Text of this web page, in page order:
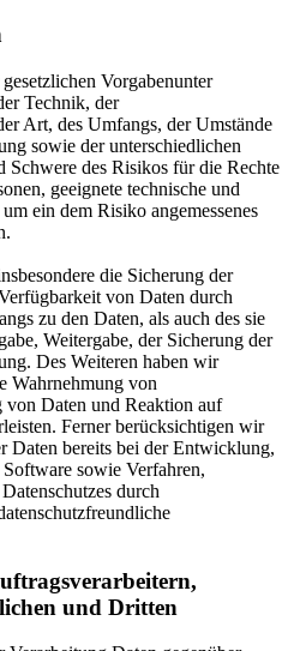
Vorgabenunter
Technik, der
Art, des Umfangs, der Umstände
sowie der unterschiedlichen
des Risikos für die Rechte
geeignete technische und
ein dem Risiko angemessenes
die Sicherung der
von Daten durch
zu den Daten, als auch des sie
Weitergabe, der Sicherung der
Des Weiteren haben wir
Wahrnehmung von
Daten und Reaktion auf
Ferner berücksichtigen wir
Daten bereits bei der Entwicklung,
sowie Verfahren,
durch
und Dritten